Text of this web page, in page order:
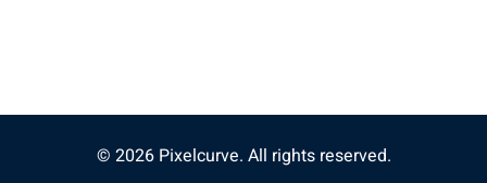
© 2026 Pixelcurve. All rights reserved.